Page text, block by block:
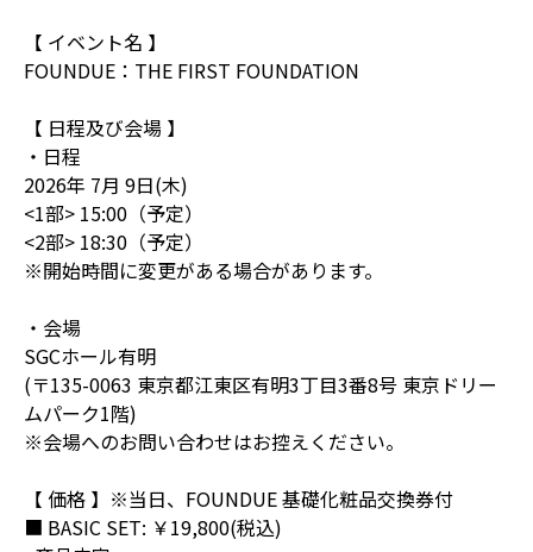
【 イベント名 】
FOUNDUE：THE FIRST FOUNDATION
【 日程及び会場 】
・日程
2026年 7月 9日(木)
<1部> 15:00（予定）
<2部> 18:30（予定）
※開始時間に変更がある場合があります。
・会場
SGCホール有明
(〒135-0063 東京都江東区有明3丁目3番8号 東京ドリー
ムパーク1階)
※会場へのお問い合わせはお控えください。
【 価格 】※当日、FOUNDUE 基礎化粧品交換券付
■ BASIC SET: ￥19,800(税込)